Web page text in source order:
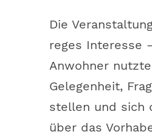
Die
reges Interesse
Anwohner
Gelegenheit,
stellen und sich
über das